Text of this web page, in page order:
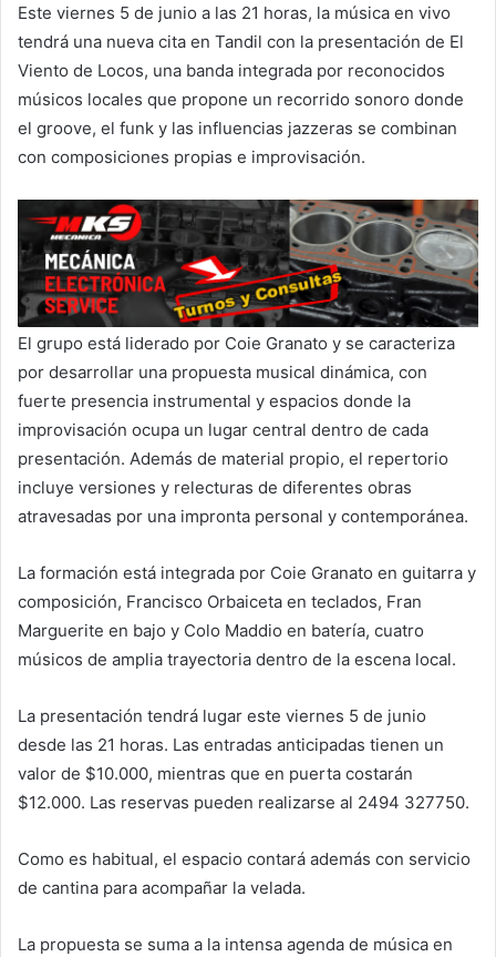
Este viernes 5 de junio a las 21 horas, la música en vivo
tendrá una nueva cita en Tandil con la presentación de El
Viento de Locos, una banda integrada por reconocidos
músicos locales que propone un recorrido sonoro donde
el groove, el funk y las influencias jazzeras se combinan
con composiciones propias e improvisación.
El grupo está liderado por Coie Granato y se caracteriza
por desarrollar una propuesta musical dinámica, con
fuerte presencia instrumental y espacios donde la
improvisación ocupa un lugar central dentro de cada
presentación. Además de material propio, el repertorio
incluye versiones y relecturas de diferentes obras
atravesadas por una impronta personal y contemporánea.
La formación está integrada por Coie Granato en guitarra y
composición, Francisco Orbaiceta en teclados, Fran
Marguerite en bajo y Colo Maddio en batería, cuatro
músicos de amplia trayectoria dentro de la escena local.
La presentación tendrá lugar este viernes 5 de junio
desde las 21 horas. Las entradas anticipadas tienen un
valor de $10.000, mientras que en puerta costarán
$12.000. Las reservas pueden realizarse al 2494 327750.
Como es habitual, el espacio contará además con servicio
de cantina para acompañar la velada.
La propuesta se suma a la intensa agenda de música en